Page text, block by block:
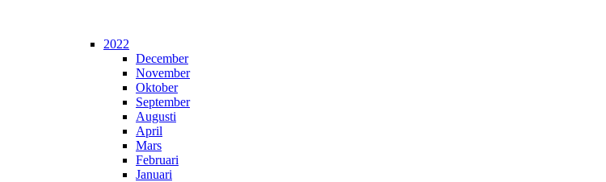
2022
December
November
Oktober
September
Augusti
April
Mars
Februari
Januari